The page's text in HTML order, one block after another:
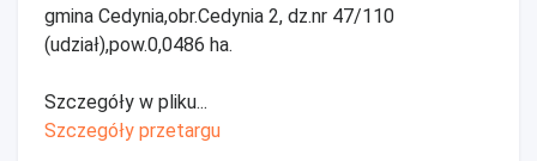
gmina Cedynia,obr.Cedynia 2, dz.nr 47/110
(udział),pow.0,0486 ha.
Szczegóły w pliku...
Szczegóły przetargu